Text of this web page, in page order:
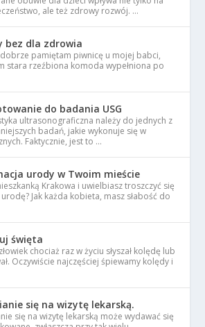
ale też zdrowy rozwój. …
bez dla zdrowia
pamiętam piwnicę u mojej babci,
stara rzeźbiona komoda wypełniona po
do badania USG
ultrasonograficzna należy do jednych z
badań, jakie wykonuje się w
Faktycznie, jest to …
urody w Twoim mieście
Krakowa i uwielbiasz troszczyć się
Jak każda kobieta, masz słabość do
święta
chociaż raz w życiu słyszał kolędę lub
Oczywiście najczęściej śpiewamy kolędy i
się na wizytę lekarską.
się na wizytę lekarską może wydawać się